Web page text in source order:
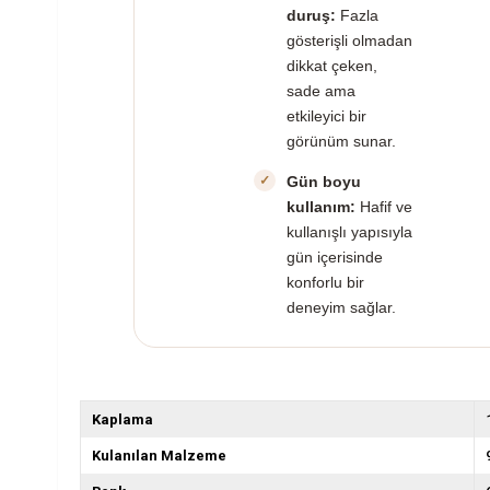
duruş: Fazla
gösterişli olmadan
dikkat çeken,
sade ama
etkileyici bir
görünüm sunar.
Gün boyu
kullanım: Hafif ve
kullanışlı yapısıyla
gün içerisinde
konforlu bir
deneyim sağlar.
Kaplama
Kulanılan Malzeme